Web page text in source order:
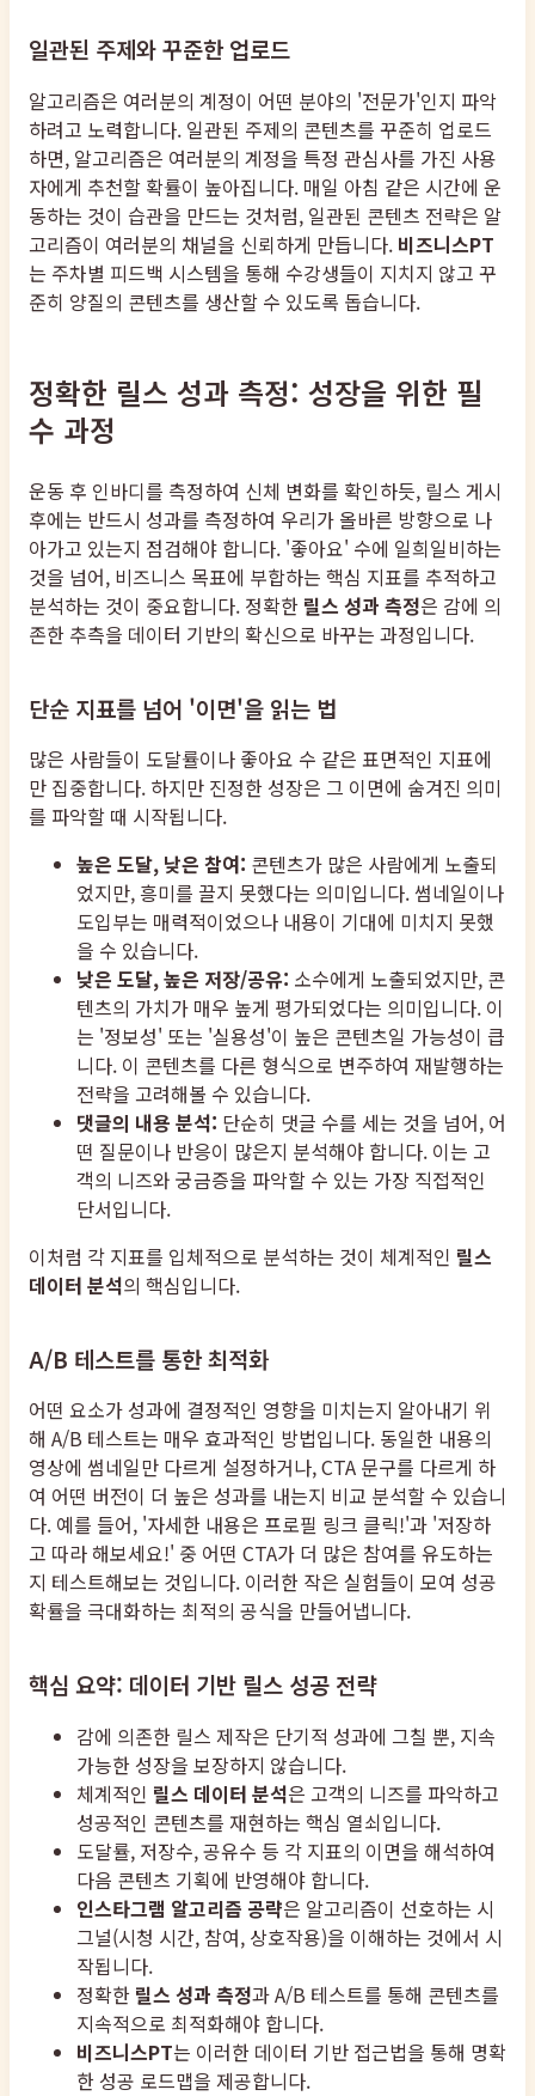
일관된 주제와 꾸준한 업로드
알고리즘은 여러분의 계정이 어떤 분야의 '전문가'인지 파악
하려고 노력합니다. 일관된 주제의 콘텐츠를 꾸준히 업로드
하면, 알고리즘은 여러분의 계정을 특정 관심사를 가진 사용
자에게 추천할 확률이 높아집니다. 매일 아침 같은 시간에 운
동하는 것이 습관을 만드는 것처럼, 일관된 콘텐츠 전략은 알
고리즘이 여러분의 채널을 신뢰하게 만듭니다. 비즈니스PT
는 주차별 피드백 시스템을 통해 수강생들이 지치지 않고 꾸
준히 양질의 콘텐츠를 생산할 수 있도록 돕습니다.
정확한 릴스 성과 측정: 성장을 위한 필
수 과정
운동 후 인바디를 측정하여 신체 변화를 확인하듯, 릴스 게시
후에는 반드시 성과를 측정하여 우리가 올바른 방향으로 나
아가고 있는지 점검해야 합니다. '좋아요' 수에 일희일비하는
것을 넘어, 비즈니스 목표에 부합하는 핵심 지표를 추적하고
분석하는 것이 중요합니다. 정확한 릴스 성과 측정은 감에 의
존한 추측을 데이터 기반의 확신으로 바꾸는 과정입니다.
단순 지표를 넘어 '이면'을 읽는 법
많은 사람들이 도달률이나 좋아요 수 같은 표면적인 지표에
만 집중합니다. 하지만 진정한 성장은 그 이면에 숨겨진 의미
를 파악할 때 시작됩니다.
높은 도달, 낮은 참여: 콘텐츠가 많은 사람에게 노출되
었지만, 흥미를 끌지 못했다는 의미입니다. 썸네일이나
도입부는 매력적이었으나 내용이 기대에 미치지 못했
을 수 있습니다.
낮은 도달, 높은 저장/공유: 소수에게 노출되었지만, 콘
텐츠의 가치가 매우 높게 평가되었다는 의미입니다. 이
는 '정보성' 또는 '실용성'이 높은 콘텐츠일 가능성이 큽
니다. 이 콘텐츠를 다른 형식으로 변주하여 재발행하는
전략을 고려해볼 수 있습니다.
댓글의 내용 분석: 단순히 댓글 수를 세는 것을 넘어, 어
떤 질문이나 반응이 많은지 분석해야 합니다. 이는 고
객의 니즈와 궁금증을 파악할 수 있는 가장 직접적인
단서입니다.
이처럼 각 지표를 입체적으로 분석하는 것이 체계적인 릴스
데이터 분석의 핵심입니다.
A/B 테스트를 통한 최적화
어떤 요소가 성과에 결정적인 영향을 미치는지 알아내기 위
해 A/B 테스트는 매우 효과적인 방법입니다. 동일한 내용의
영상에 썸네일만 다르게 설정하거나, CTA 문구를 다르게 하
여 어떤 버전이 더 높은 성과를 내는지 비교 분석할 수 있습니
다. 예를 들어, '자세한 내용은 프로필 링크 클릭!'과 '저장하
고 따라 해보세요!' 중 어떤 CTA가 더 많은 참여를 유도하는
지 테스트해보는 것입니다. 이러한 작은 실험들이 모여 성공
확률을 극대화하는 최적의 공식을 만들어냅니다.
핵심 요약: 데이터 기반 릴스 성공 전략
감에 의존한 릴스 제작은 단기적 성과에 그칠 뿐, 지속
가능한 성장을 보장하지 않습니다.
체계적인 릴스 데이터 분석은 고객의 니즈를 파악하고
성공적인 콘텐츠를 재현하는 핵심 열쇠입니다.
도달률, 저장수, 공유수 등 각 지표의 이면을 해석하여
다음 콘텐츠 기획에 반영해야 합니다.
인스타그램 알고리즘 공략은 알고리즘이 선호하는 시
그널(시청 시간, 참여, 상호작용)을 이해하는 것에서 시
작됩니다.
정확한 릴스 성과 측정과 A/B 테스트를 통해 콘텐츠를
지속적으로 최적화해야 합니다.
비즈니스PT는 이러한 데이터 기반 접근법을 통해 명확
한 성공 로드맵을 제공합니다.